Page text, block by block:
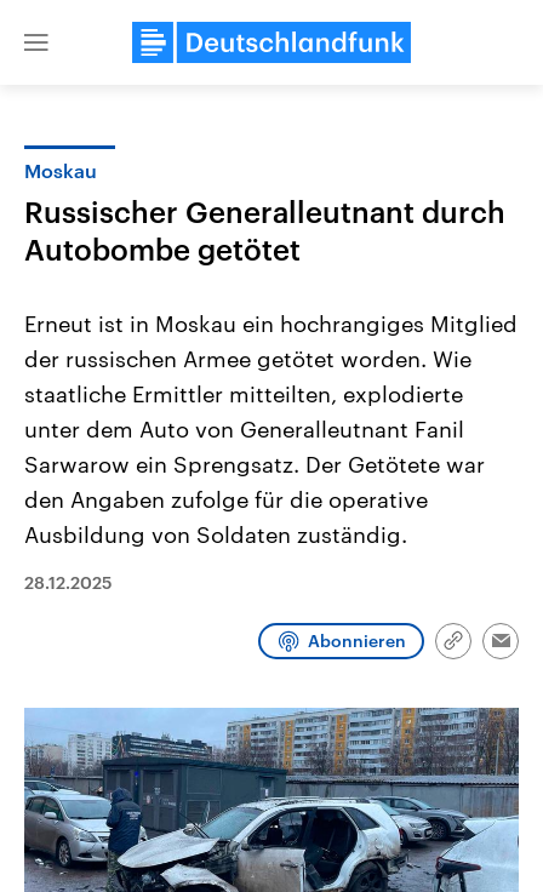
Close
Landtagswahl Sachsen-Anhalt
2026
Alle Informationen
Sachsen-Anhalt wählt am 6.
September 2026 einen neuen
Bundesland von einer Koalition aus
Umfragen, Prognosen,
und Kandidaten der anstehenden
USA
Aktuelle Beiträge,
Hintergründe
gehören die Vereinigten
mit großem Einfluss auf
Moskau
Russischer Generalleutnant durch
Autobombe getötet
Erneut ist in Moskau ein hochrangiges Mitglied
der russischen Armee getötet worden. Wie
staatliche Ermittler mitteilten, explodierte
unter dem Auto von Generalleutnant Fanil
Sarwarow ein Sprengsatz. Der Getötete war
den Angaben zufolge für die operative
Ausbildung von Soldaten zuständig.
28.12.2025
Abonnieren
Link